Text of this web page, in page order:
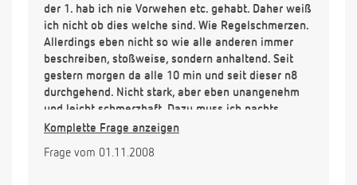
der 1. hab ich nie Vorwehen etc. gehabt. Daher weiß
ich nicht ob dies welche sind. Wie Regelschmerzen.
Allerdings eben nicht so wie alle anderen immer
beschreiben, stoßweise, sondern anhaltend. Seit
gestern morgen da alle 10 min und seit dieser n8
durchgehend. Nicht stark, aber eben unangenehm
und leicht schmerzhaft. Dazu muss ich nachts
duschen gehen weil ich schweiß gebadet aufwache,
mitw. einen starken ellebogen stoß im bus in den
Komplette Frage anzeigen
Frage vom 01.11.2008